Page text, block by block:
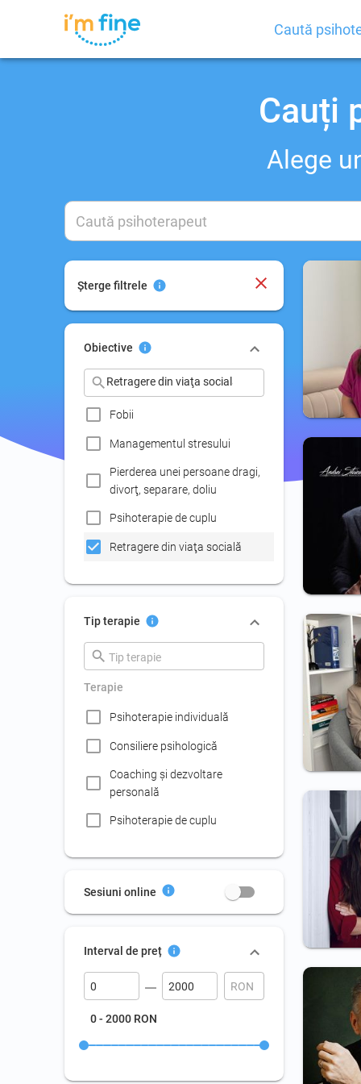
Caută
Cauți
Alege
Șterge filtrele
Obiective
Dezvoltare personală
Consiliere pentru carieră
Dezvoltarea abilităţilor de
Disfuncţiile sexuale
Experienţe traumatice
Fobii
Managementul stresului
Pierderea unei persoane dragi,
divorţ, separare, doliu
Psihoterapie de cuplu
Retragere din viaţa socială
Terapie de familie
(insomnii, coşmaruri, somn
agitat
Tip terapie
Terapie
Psihoterapie individuală
Consiliere psihologică
Coaching şi dezvoltare
personală
Psihoterapie de cuplu
Virtuală (VR)
Raport evaluare psihologică
pentru Comisia Persoanelor
cu Handicap
Raport evaluare psihologică
0/grădiniţă/sprijin
Sesiuni online
Interval de preț
0 - 2000 RON